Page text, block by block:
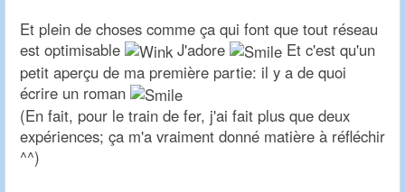
Et plein de choses comme ça qui font que tout réseau
est optimisable
J'adore
Et c'est qu'un
petit aperçu de ma première partie: il y a de quoi
écrire un roman
(En fait, pour le train de fer, j'ai fait plus que deux
expériences; ça m'a vraiment donné matière à réfléchir
^^)